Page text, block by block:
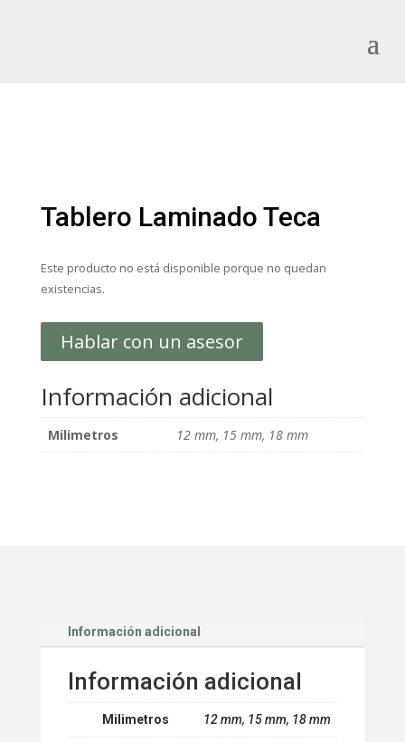
Tablero Laminado Teca
Este producto no está disponible porque no quedan
existencias.
Hablar con un asesor
Información adicional
Milimetros 12 mm, 15 mm, 18 mm
Información adicional
Información adicional
Milimetros 12 mm, 15 mm, 18 mm